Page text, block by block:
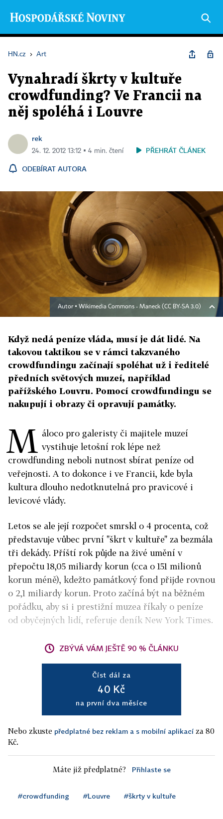
HN.cz › Art
Vynahradí škrty v kultuře
crowdfunding? Ve Francii na
něj spoléhá i Louvre
rek
24. 12. 2012 13:12 ▪ 4 min. čtení PŘEHRÁT ČLÁNEK
ODEBÍRAT AUTORA
Autor ▪ Wikimedia Commons - Maneck (CC BY-SA 3.0)
Když nedá peníze vláda, musí je dát lidé. Na
takovou taktikou se v rámci takzvaného
crowdfundingu začínají spoléhat už i ředitelé
předních světových muzeí, například
pařížského Louvru. Pomocí crowdfundingu se
nakupují i obrazy či opravují památky.
M áloco pro galeristy či majitele muzeí
vystihuje letošní rok lépe než
crowdfunding neboli nutnost sbírat peníze od
veřejnosti. A to dokonce i ve Francii, kde byla
kultura dlouho nedotknutelná pro pravicové i
levicové vlády.
Letos se ale její rozpočet smrskl o 4 procenta, což
představuje vůbec první "škrt v kultuře" za bezmála
tři dekády. Příští rok půjde na živé umění v
přepočtu 18,05 miliardy korun (cca o 151 milionů
korun méně), kdežto památkový fond přijde rovnou
o 2,1 miliardy korun. Proto začíná být na běžném
pořádku, aby si i prestižní muzea říkaly o peníze
od obyčejných lidí, referuje deník New York Times.
ZBÝVÁ VÁM JEŠTĚ 90 % ČLÁNKU
Číst dál za
40 Kč
na první dva měsíce
Nebo zkuste předplatné bez reklam a s mobilní aplikací za 80
Kč.
Máte již předplatné? Přihlaste se
#crowdfunding #Louvre #škrty v kultuře